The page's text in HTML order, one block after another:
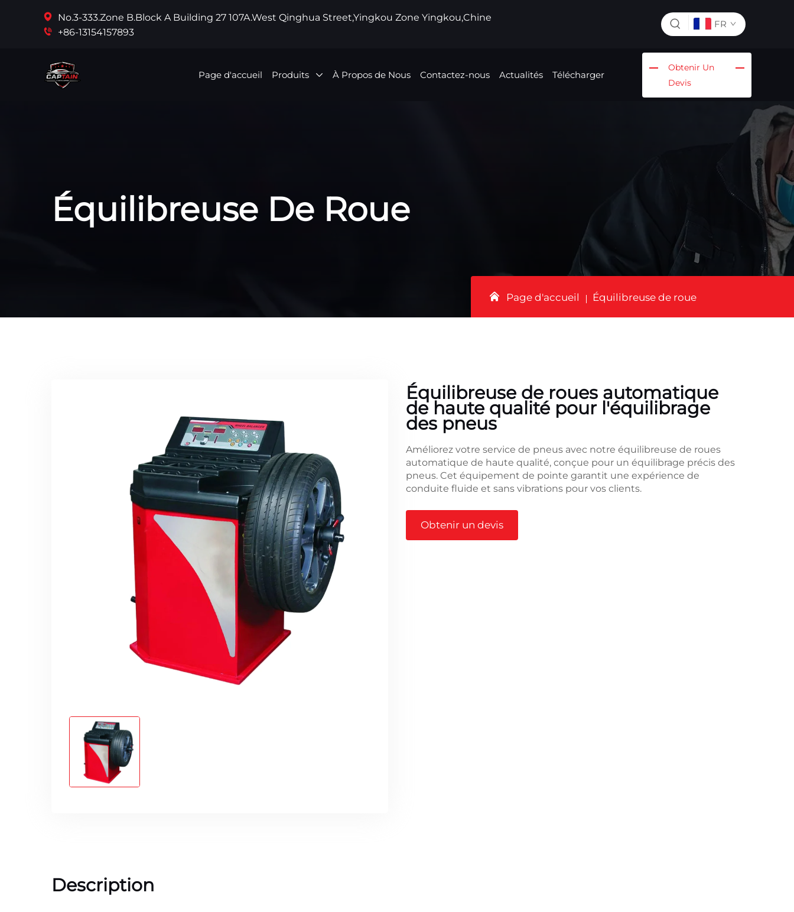
No.3-333.Zone B.Block A Building 27 107A.West Qinghua Street,Yingkou Zone Yingkou,Chine
+86-13154157893
FR
Page d'accueil Produits À Propos de Nous Contactez-nous Actualités Télécharger
Obtenir Un
Devis
Équilibreuse De Roue
Page d'accueil Équilibreuse de roue
Équilibreuse de roues automatique
de haute qualité pour l'équilibrage
des pneus
Améliorez votre service de pneus avec notre équilibreuse de roues
automatique de haute qualité, conçue pour un équilibrage précis des
pneus. Cet équipement de pointe garantit une expérience de
conduite fluide et sans vibrations pour vos clients.
Obtenir un devis
Description